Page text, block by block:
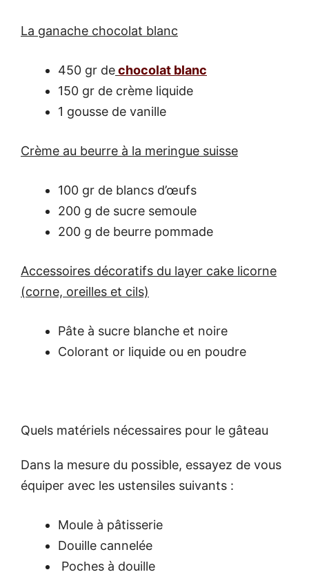
La ganache chocolat blanc
450 gr dechocolat blanc
150 gr de crème liquide
1 gousse de vanille
Crème au beurre à la meringue suisse
100 gr de blancs d’œufs
200 g de sucre semoule
200 g de beurre pommade
Accessoires décoratifs du layer cake licorne
(corne, oreilles et cils)
Pâte à sucre blanche et noire
Colorant or liquide ou en poudre
Quels matériels nécessaires pour le gâteau
Dans la mesure du possible, essayez de vous
équiper avec les ustensiles suivants :
Moule à pâtisserie
Douille cannelée
Poches à douille